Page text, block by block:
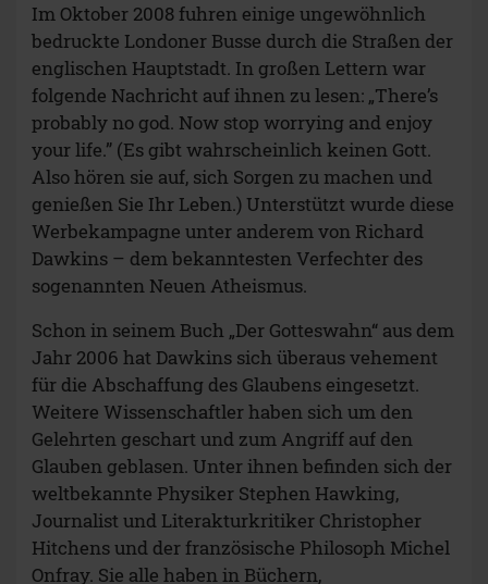
Im Oktober 2008 fuhren einige ungewöhnlich
bedruckte Londoner Busse durch die Straßen der
englischen Hauptstadt. In großen Lettern war
folgende Nachricht auf ihnen zu lesen: „There’s
probably no god. Now stop worrying and enjoy
your life.” (Es gibt wahrscheinlich keinen Gott.
Also hören sie auf, sich Sorgen zu machen und
genießen Sie Ihr Leben.) Unterstützt wurde diese
Werbekampagne unter anderem von Richard
Dawkins – dem bekanntesten Verfechter des
sogenannten Neuen Atheismus.
Schon in seinem Buch „Der Gotteswahn“ aus dem
Jahr 2006 hat Dawkins sich überaus vehement
für die Abschaffung des Glaubens eingesetzt.
Weitere Wissenschaftler haben sich um den
Gelehrten geschart und zum Angriff auf den
Glauben geblasen. Unter ihnen befinden sich der
weltbekannte Physiker Stephen Hawking,
Journalist und Literakturkritiker Christopher
Hitchens und der französische Philosoph Michel
Onfray. Sie alle haben in Büchern,